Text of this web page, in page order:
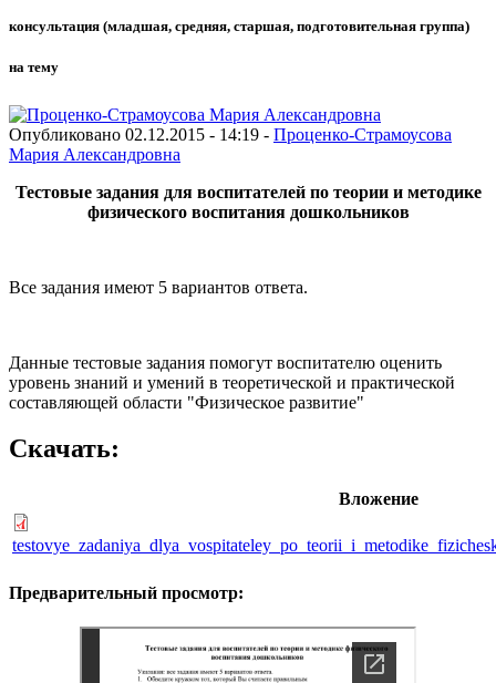
консультация (младшая, средняя, старшая, подготовительная группа)
на тему
Опубликовано 02.12.2015 - 14:19 - Проценко-Страмоусова
Мария Александровна
Тестовые задания для воспитателей по теории и методике
физического воспитания дошкольников
Все задания имеют 5 вариантов ответа.
Данные тестовые задания помогут воспитателю оценить
уровень знаний и умений в теоретической и практической
составляющей области "Физическое развитие"
Скачать:
Вложение
Предварительный просмотр: